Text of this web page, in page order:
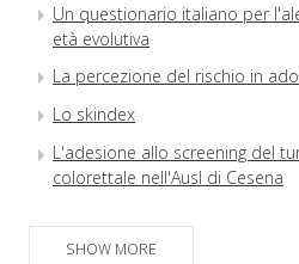
Un questionario italiano per
età evolutiva
La percezione del rischio in
Lo skindex
L'adesione allo screening del
colorettale nell'Ausl di Cesena
SHOW MORE